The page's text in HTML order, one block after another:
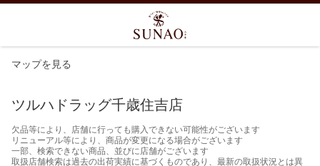
マップを見る
ツルハドラッグ千歳住吉店
欠品等により、店舗に行っても購入できない可能性がございます
リニューアル等により、商品が変更になる場合がございます
一部、検索できない商品、並びに店舗がございます
取扱店舗検索は過去の出荷実績に基づくものであり、最新の取扱状況とは異